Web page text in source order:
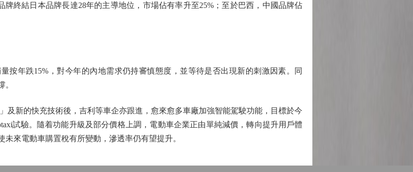
終結日本品牌長達28年的主導地位，市場佔有率升至25%；至於巴西，中國品牌佔
年跌15%，對今年的內地需求仍持審慎態度，並等待是否出現新的刺激因素。同
新的快充技術後，吉利等車企亦跟進，愈來愈多車廠加強智能駕駛功能，目標於今
試驗。隨着功能升級及部分價格上調，電動車企業正由單純減價，轉向提升用戶體
來電動車購置稅有所變動，滲透率仍有望提升。